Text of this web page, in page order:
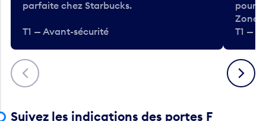
Précédent
parfaite chez Starbucks.
T1 — Avant-sécurité
pour
Zone.
T1 —
Suivant
Suivez les indications des portes F